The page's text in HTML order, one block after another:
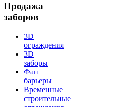
Продажа
заборов
3D
ограждения
3D
заборы
Фан
барьеры
Временные
строительные